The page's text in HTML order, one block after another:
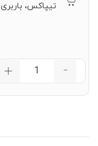
تیپاکس، باربری
تاپ
−